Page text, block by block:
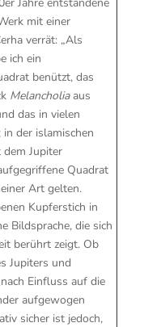
mit einer
verrät: „Als
ich ein
benützt, das
Melancholiaaus
das in vielen
der islamischen
Jupiter
Quadrat
Art gelten.
Kupferstich in
Bildsprache, die sich
berührt zeigt. Ob
Jupiters und
Einfluss auf die
aufgewogen
sicher ist jedoch,